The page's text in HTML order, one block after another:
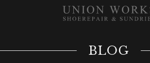
BLOG